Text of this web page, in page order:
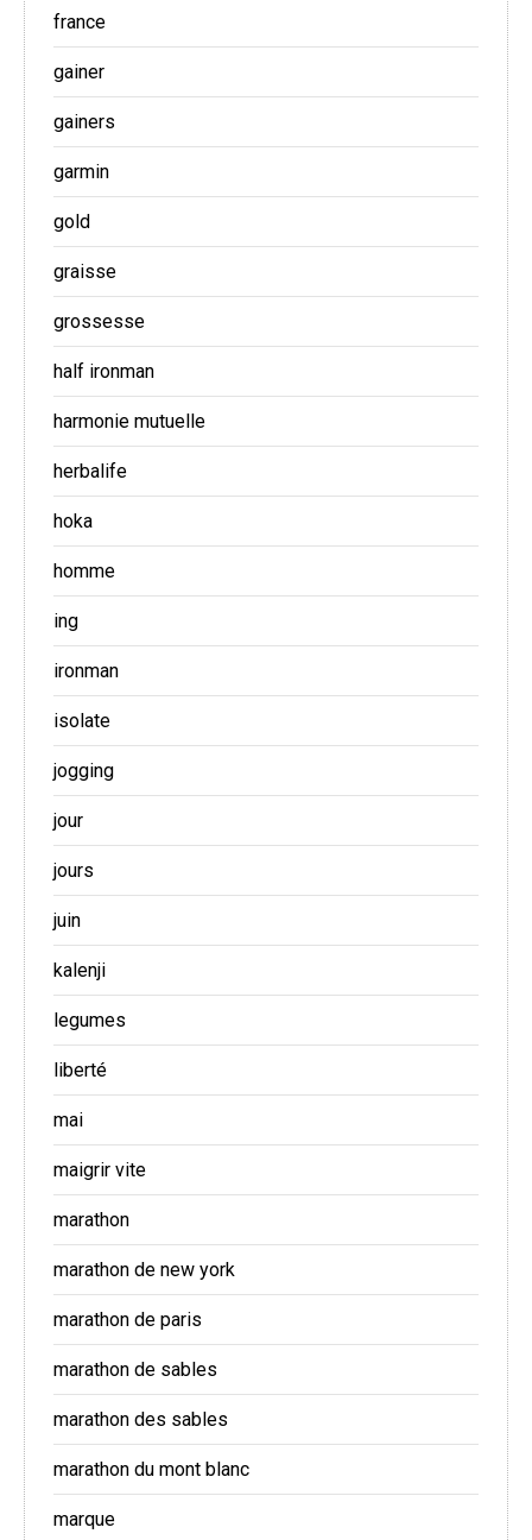
france
gainer
gainers
garmin
gold
graisse
grossesse
half ironman
harmonie mutuelle
herbalife
hoka
homme
ing
ironman
isolate
jogging
jour
jours
juin
kalenji
legumes
liberté
mai
maigrir vite
marathon
marathon de new york
marathon de paris
marathon de sables
marathon des sables
marathon du mont blanc
marque